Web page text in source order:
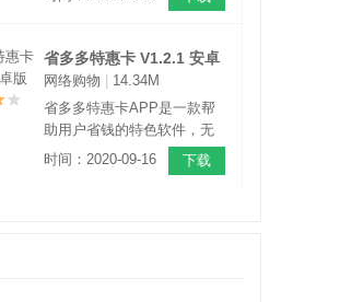
新最新商品，还有省钱小助
的了解折扣好物，及时购买
到自己喜欢的、需要的商
品。
省多多特惠卡 V1.2.1 安卓
版
网络购物
14.34M
省多多特惠卡APP是一款帮
助用户省钱的特色软件，无
论是电商购物，外卖平台，
加油等业务，都可以获得优
时间：2020-09-16 下载